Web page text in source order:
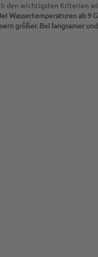
den wichtigsten Kriterien
Wassertemperaturen ab 9
größer. Bei langsamer